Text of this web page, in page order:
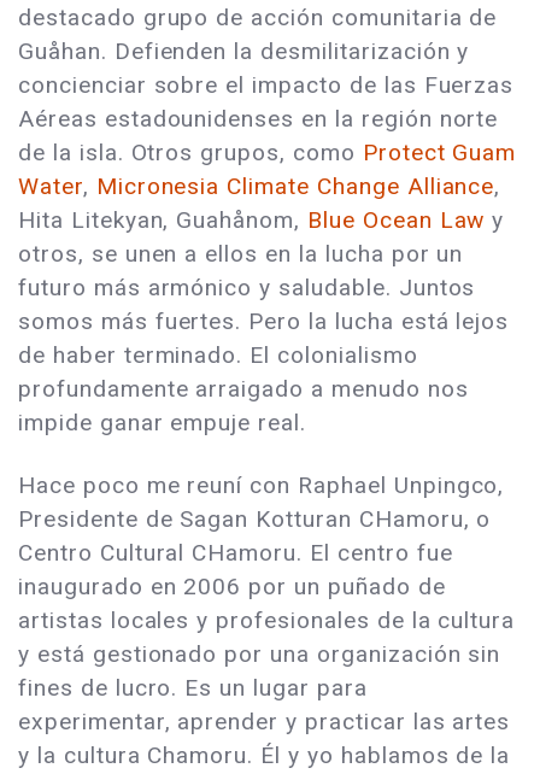
destacado grupo de acción comunitaria de
Guåhan. Defienden la desmilitarización y
concienciar sobre el impacto de las Fuerzas
Aéreas estadounidenses en la región norte
de la isla. Otros grupos, como Protect Guam
Water, Micronesia Climate Change Alliance,
Hita Litekyan, Guahånom, Blue Ocean Law y
otros, se unen a ellos en la lucha por un
futuro más armónico y saludable. Juntos
somos más fuertes. Pero la lucha está lejos
de haber terminado. El colonialismo
profundamente arraigado a menudo nos
impide ganar empuje real.
Hace poco me reuní con Raphael Unpingco,
Presidente de Sagan Kotturan CHamoru, o
Centro Cultural CHamoru. El centro fue
inaugurado en 2006 por un puñado de
artistas locales y profesionales de la cultura
y está gestionado por una organización sin
fines de lucro. Es un lugar para
experimentar, aprender y practicar las artes
y la cultura Chamoru. Él y yo hablamos de la